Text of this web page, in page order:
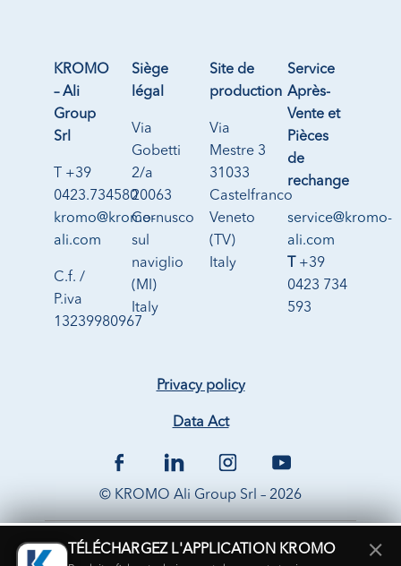
KROMO
– Ali
Group
Srl
T +39
0423.734580
kromo@kromo-
ali.com
C.f. /
P.iva
13239980967
Siège
légal
Via
Gobetti
2/a
20063
Cernusco
sul
naviglio
(MI)
Italy
Site de
production
Via
Mestre 3
31033
Castelfranco
Veneto
(TV)
Italy
Service
Après-
Vente et
Pièces
de
rechange
service@kromo-
ali.com
T +39
0423 734
593
Privacy policy
Data Act
© KROMO Ali Group Srl – 2026
TÉLÉCHARGEZ L'APPLICATION KROMO ×